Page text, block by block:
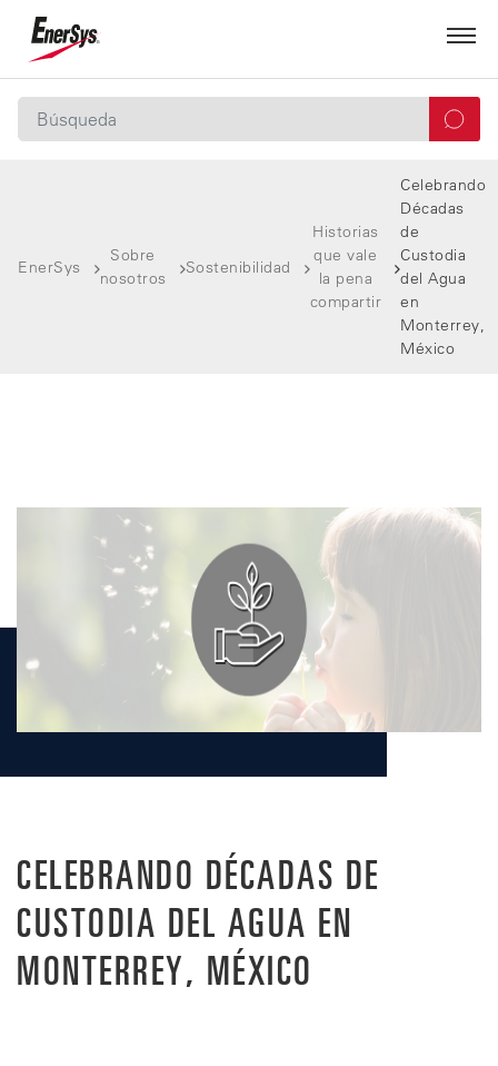
EnerSys
Sobre
nosotros
Sostenibilidad
Historias
que vale
la pena
compartir
Celebrando
Décadas
de
Custodia
del Agua
en
Monterrey,
México
CELEBRANDO DÉCADAS DE
CUSTODIA DEL AGUA EN
MONTERREY, MÉXICO